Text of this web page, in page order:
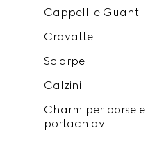
Cappelli e Guanti
Cravatte
Sciarpe
Calzini
Charm per borse e
portachiavi